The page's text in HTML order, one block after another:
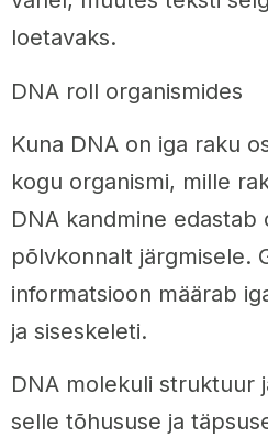
loetavaks.
DNA roll organismides
Kuna DNA on iga raku
kogu organismi, mille
DNA kandmine edastab
põlvkonnalt järgmisele.
informatsioon määrab
ja siseskeleti.
DNA molekuli struktuur
selle tõhususe ja